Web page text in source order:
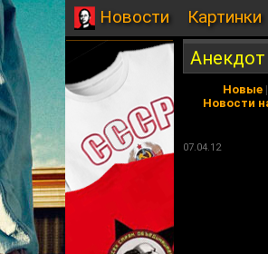
Новости Картинки
Анекдот
Новые |
Новости
07.04.12